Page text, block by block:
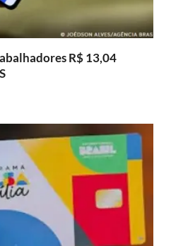
R$ 13,04